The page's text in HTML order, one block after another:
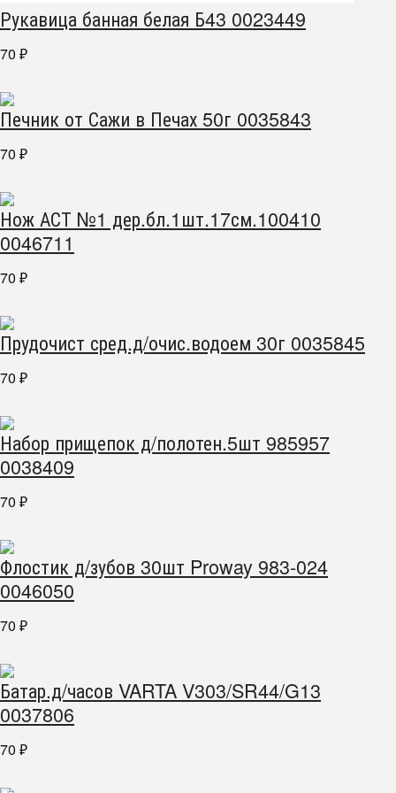
Рукавица банная белая Б43 0023449
70 ₽
Печник от Сажи в Печах 50г 0035843
70 ₽
Нож АСТ №1 дер.бл.1шт.17см.100410
0046711
70 ₽
Прудочист сред.д/очис.водоем 30г 0035845
70 ₽
Набор прищепок д/полотен.5шт 985957
0038409
70 ₽
Флостик д/зубов 30шт Proway 983-024
0046050
70 ₽
Батар.д/часов VARTA V303/SR44/G13
0037806
70 ₽